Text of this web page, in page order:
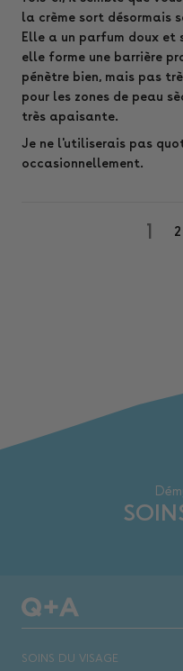
la crème sort désormais
Elle a un parfum doux
elle forme une barrière
pénètre bien, mais pas
pour les zones de peau
très apaisante.
Je ne l'utiliserais pas
occasionnellement.
1 2
SOINS DU VISAGE